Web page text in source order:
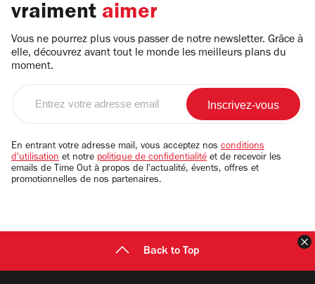
vraiment aimer
Vous ne pourrez plus vous passer de notre newsletter. Grâce à
elle, découvrez avant tout le monde les meilleurs plans du
moment.
email
En entrant votre adresse mail, vous acceptez nos conditions
d'utilisation et notre politique de confidentialité et de recevoir les
emails de Time Out à propos de l'actualité, évents, offres et
promotionnelles de nos partenaires.
Back to Top